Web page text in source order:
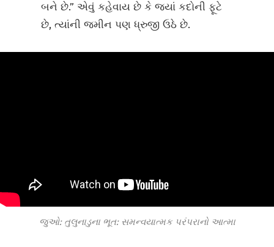
બને છે.” એવું કહેવાય છે કે જ્યાં કદોની ફૂટે
છે, ત્યાંની જમીન પણ ધ્રુજી ઉઠે છે.
જુઓ: તુલુનાડુના ભૂત: સમન્વયાત્મક પરંપરાનો આત્મા